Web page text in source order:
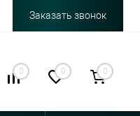
Заказать звонок
0 0 0